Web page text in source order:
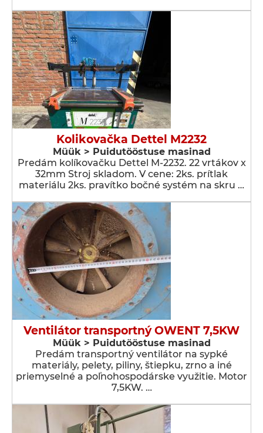
Kolikovačka Dettel M2232
Müük > Puidutööstuse masinad
Predám kolíkovačku Dettel M-2232. 22 vrtákov x
32mm Stroj skladom. V cene: 2ks. prítlak
materiálu 2ks. pravítko bočné systém na skru …
Ventilátor transportný OWENT 7,5KW
Müük > Puidutööstuse masinad
Predám transportný ventilátor na sypké
materiály, pelety, piliny, štiepku, zrno a iné
priemyselné a poľnohospodárske využitie. Motor
7,5KW. …